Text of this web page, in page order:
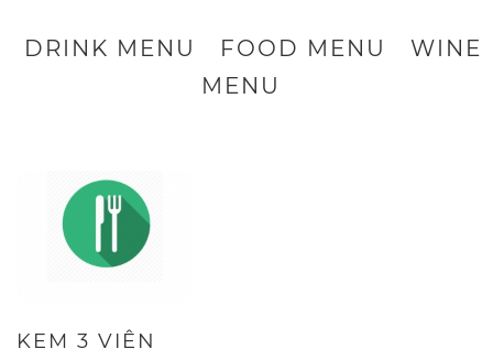
DRINK MENU FOOD MENU
WINE
MENU
KEM 3 VIÊN